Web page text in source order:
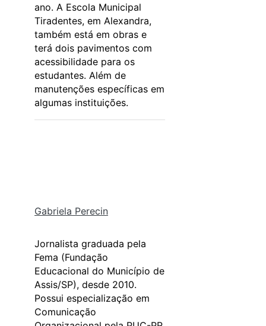
ano. A Escola Municipal
Tiradentes, em Alexandra,
também está em obras e
terá dois pavimentos com
acessibilidade para os
estudantes. Além de
manutenções específicas em
algumas instituições.
Gabriela Perecin
Jornalista graduada pela
Fema (Fundação
Educacional do Município de
Assis/SP), desde 2010.
Possui especialização em
Comunicação